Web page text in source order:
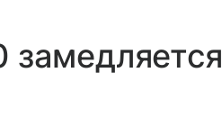
замедляется